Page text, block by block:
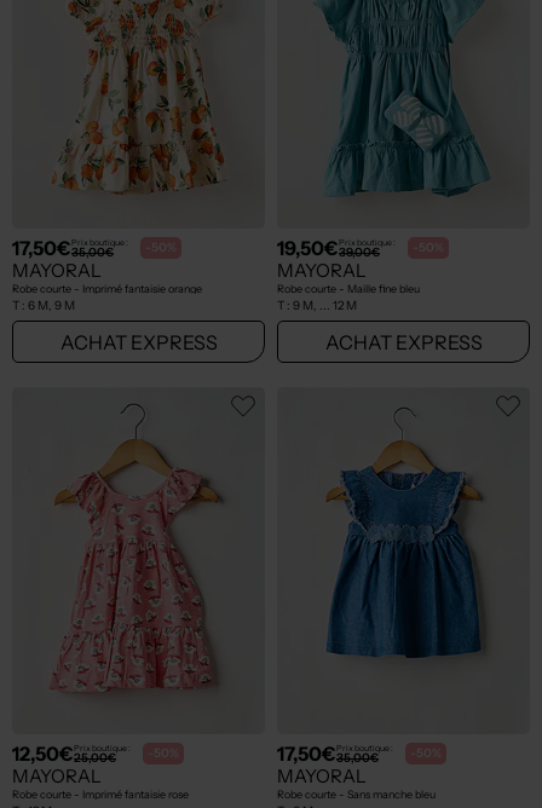
17,50€Prix boutique :
35,00€ -50%
MAYORAL
Robe courte - Imprimé fantaisie orange
T : 6 M, 9 M
ACHAT EXPRESS
19,50€Prix boutique :
39,00€ -50%
MAYORAL
Robe courte - Maille fine bleu
T : 9 M, ... 12 M
ACHAT EXPRESS
12,50€Prix boutique :
25,00€ -50%
MAYORAL
Robe courte - Imprimé fantaisie rose
17,50€Prix boutique :
35,00€ -50%
MAYORAL
Robe courte - Sans manche bleu